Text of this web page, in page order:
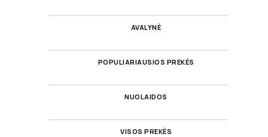
AVALYNĖ
POPULIARIAUSIOS PREKĖS
NUOLAIDOS
VISOS PREKĖS